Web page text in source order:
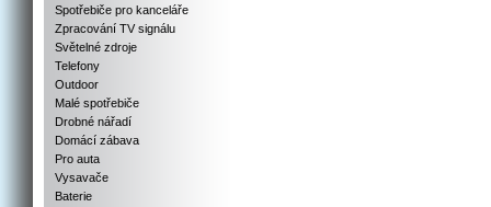
Spotřebiče pro kanceláře
Zpracování TV signálu
Světelné zdroje
Telefony
Outdoor
Malé spotřebiče
Drobné nářadí
Domácí zábava
Pro auta
Vysavače
Baterie